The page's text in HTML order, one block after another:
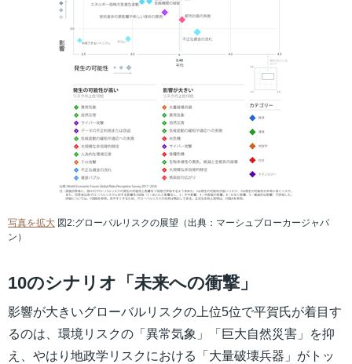
写真を拡大 図2:グローバルリスクの展望（出典：マーシュブローカージャパ
ン）
10のシナリオ「未来への衝撃」
影響が大きいグローバルリスクの上位5位で平賀氏が着目す
るのは、環境リスクの「異常気象」「巨大自然災害」を抑
え、やはり地政学リスクにおける「大量破壊兵器」がトッ